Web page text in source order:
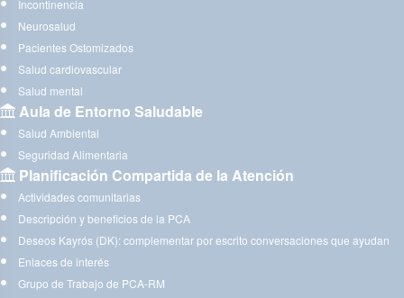
Incontinencia
Neurosalud
Pacientes Ostomizados
Salud cardiovascular
Salud mental
Aula de Entorno Saludable
Salud Ambiental
Seguridad Alimentaria
Planificación Compartida de la Atención
Actividades comunitarias
Descripción y beneficios de la PCA
Deseos Kayrós (DK): complementar por escrito conversaciones que ayudan
Enlaces de interés
Grupo de Trabajo de PCA-RM